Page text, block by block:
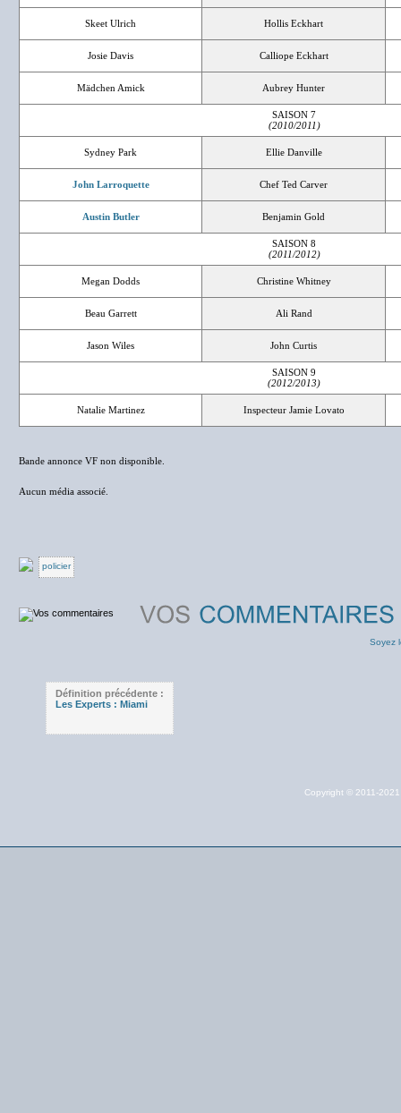
Skeet Ulrich Hollis Eckhart
Josie Davis Calliope Eckhart
Mädchen Amick Aubrey Hunter
SAISON 7
(2010/2011)
Sydney Park Ellie Danville
John Larroquette Chef Ted Carver
Austin Butler Benjamin Gold
SAISON 8
(2011/2012)
Megan Dodds Christine Whitney
Beau Garrett Ali Rand
Jason Wiles John Curtis
SAISON 9
(2012/2013)
Natalie Martinez Inspecteur Jamie Lovato
Bande annonce VF non disponible.
Aucun média associé.
policier
Soyez
Définition précédente :
Les Experts : Miami
Copyright © 2011-